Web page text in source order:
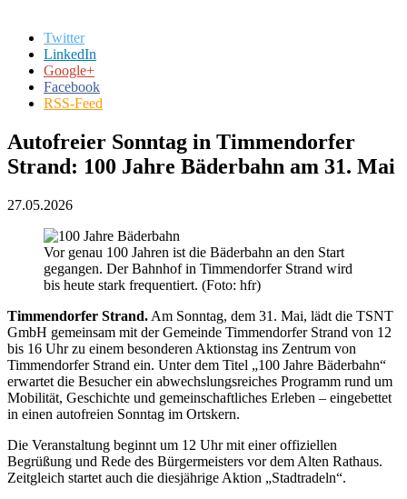
Twitter
LinkedIn
Google+
Facebook
RSS-Feed
Autofreier Sonntag in Timmendorfer
Strand: 100 Jahre Bäderbahn am 31. Mai
27.05.2026
Vor genau 100 Jahren ist die Bäderbahn an den Start
gegangen. Der Bahnhof in Timmendorfer Strand wird
bis heute stark frequentiert. (Foto: hfr)
Timmendorfer Strand. Am Sonntag, dem 31. Mai, lädt die TSNT
GmbH gemeinsam mit der Gemeinde Timmendorfer Strand von 12
bis 16 Uhr zu einem besonderen Aktionstag ins Zentrum von
Timmendorfer Strand ein. Unter dem Titel „100 Jahre Bäderbahn“
erwartet die Besucher ein abwechslungsreiches Programm rund um
Mobilität, Geschichte und gemeinschaftliches Erleben – eingebettet
in einen autofreien Sonntag im Ortskern.
Die Veranstaltung beginnt um 12 Uhr mit einer offiziellen
Begrüßung und Rede des Bürgermeisters vor dem Alten Rathaus.
Zeitgleich startet auch die diesjährige Aktion „Stadtradeln“.